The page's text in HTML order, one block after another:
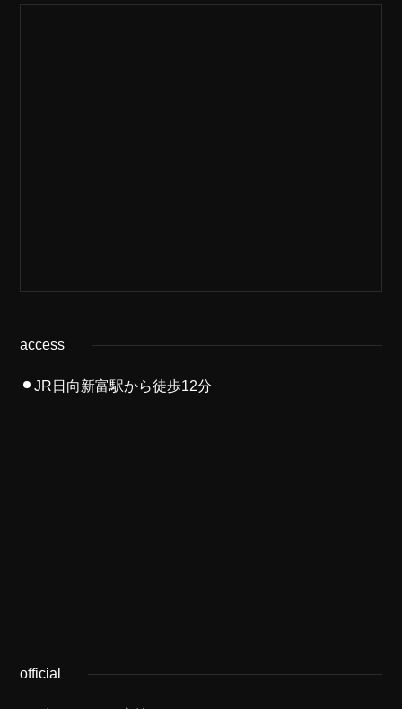
access
JR日向新富駅から徒歩12分
official